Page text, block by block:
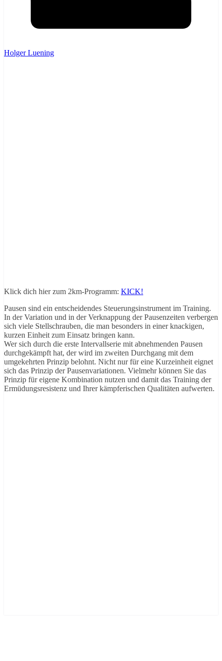
Holger Luening
Klick dich hier zum 2km-Programm: KICK!
Pausen sind ein entscheidendes Steuerungsinstrument im Training.
In der Variation und in der Verknappung der Pausenzeiten verbergen
sich viele Stellschrauben, die man besonders in einer knackigen,
kurzen Einheit zum Einsatz bringen kann.
Wer sich durch die erste Intervallserie mit abnehmenden Pausen
durchgekämpft hat, der wird im zweiten Durchgang mit dem
umgekehrten Prinzip belohnt. Nicht nur für eine Kurzeinheit eignet
sich das Prinzip der Pausenvariationen. Vielmehr können Sie das
Prinzip für eigene Kombination nutzen und damit das Training der
Ermüdungsresistenz und Ihrer kämpferischen Qualitäten aufwerten.